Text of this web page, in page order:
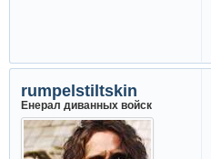
rumpelstiltskin
Енерал диванных войск